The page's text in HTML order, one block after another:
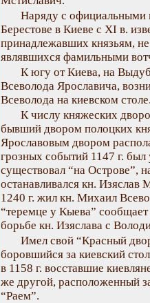
Наряду с официальными
Берестове в Киеве с XI в.
принадлежавших князьям,
являвшихся фамильными
К югу от Киева, на
Всеволода Ярославича,
Всеволода на киевском столе.
К числу княжеских
бывший двором полоцких
Ярославовым двором
грозных событий 1147 г.
существовал “на Острове”,
останавливался кн. Изяслав
1240 г. жил кн. Михаил
“теремце у Кыева”
борьбе кн. Изяслава с
Имел свой “Красный
боровшийся за киевский
в 1158 г. восставшие
же другой, расположенный
“Раем”.